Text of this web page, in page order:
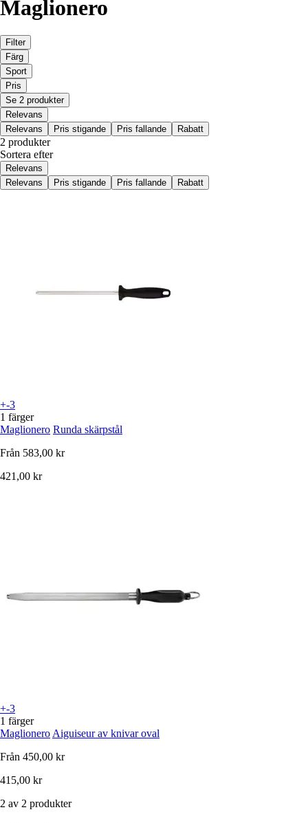
Maglionero
Filter
Färg
Sport
Pris
Se 2 produkter
Relevans
Relevans
Pris stigande Pris fallande Rabatt
2 produkter
Sortera efter
Relevans
Relevans
Pris stigande Pris fallande Rabatt
+-3
1 färger
Maglionero Runda skärpstål
Från 583,00 kr
421,00 kr
+-3
1 färger
Maglionero Aiguiseur av knivar oval
Från 450,00 kr
415,00 kr
2 av 2 produkter